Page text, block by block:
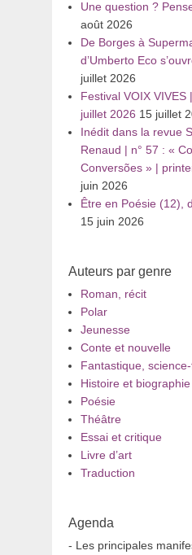
Une question ?
août 2026
De Borges à
d’Umberto Eco
juillet 2026
Festival VOIX
juillet 2026 15 juillet
Inédit dans la revue
Renaud | n° 57 : «
Conversões » |
juin 2026
Être en Poésie (12),
15 juin 2026
Auteurs par genre
Roman, récit
Polar
Jeunesse
Conte et nouvelle
Fantastique,
Histoire et biographie
Poésie
Théâtre
Essai et critique
Livre d’art
Traduction
Agenda
- Les principales